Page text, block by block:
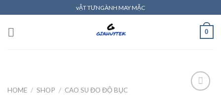
to
content
vẬT TƯNGÀNH MAY MẶC
0
HOME / SHOP / CAO SU ĐO ĐỘ BỤC